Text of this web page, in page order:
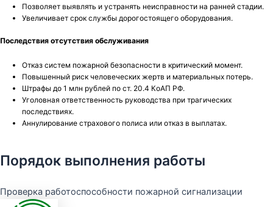
Позволяет выявлять и устранять неисправности на ранней стадии.
Увеличивает срок службы дорогостоящего оборудования.
Последствия отсутствия обслуживания
Отказ систем пожарной безопасности в критический момент.
Повышенный риск человеческих жертв и материальных потерь.
Штрафы до 1 млн рублей по ст. 20.4 КоАП РФ.
Уголовная ответственность руководства при трагических
последствиях.
Аннулирование страхового полиса или отказ в выплатах.
Порядок выполнения работы
Проверка работоспособности пожарной сигнализации